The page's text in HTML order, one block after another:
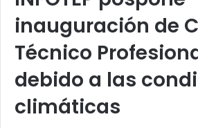
inauguración de
Técnico
debido a las
climáticas